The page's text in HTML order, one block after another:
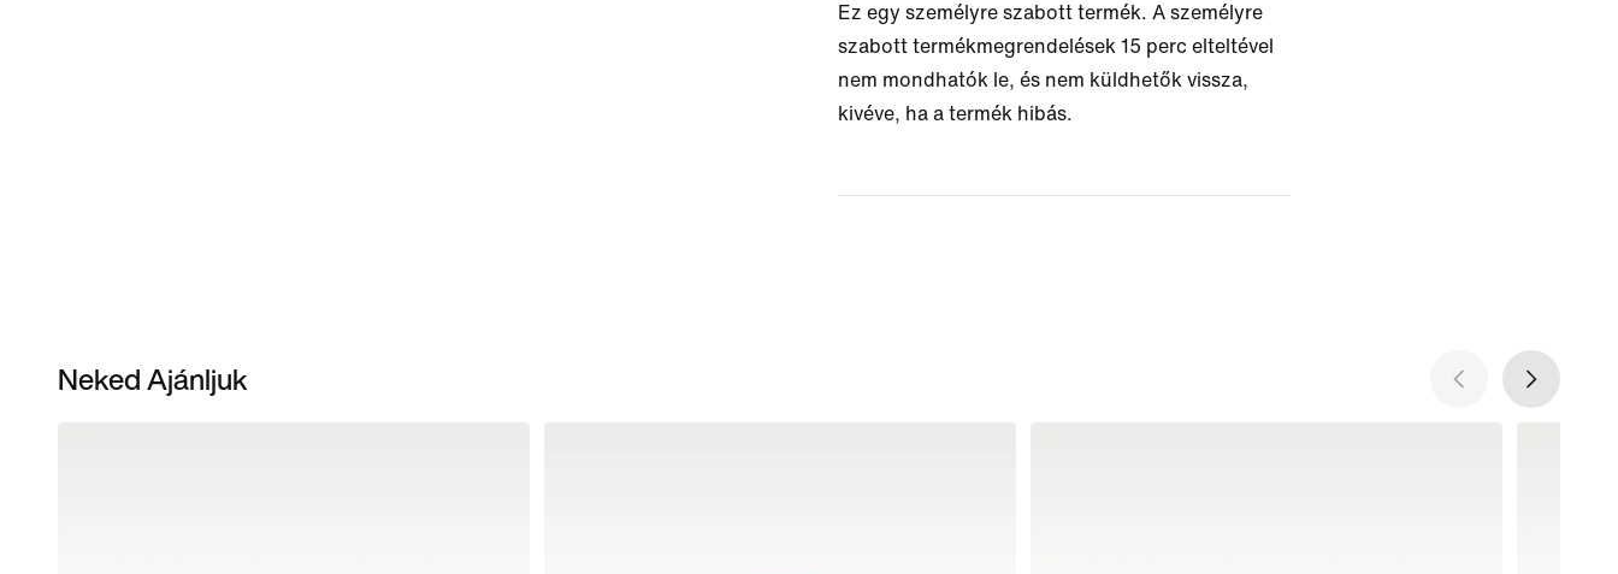
Ez egy személyre szabott termék. A személyre
szabott termékmegrendelések 15 perc elteltével
nem mondhatók le, és nem küldhetők vissza,
kivéve, ha a termék hibás.
Neked Ajánljuk